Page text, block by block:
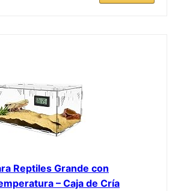
Reptiles Grande con
– Caja de Cría